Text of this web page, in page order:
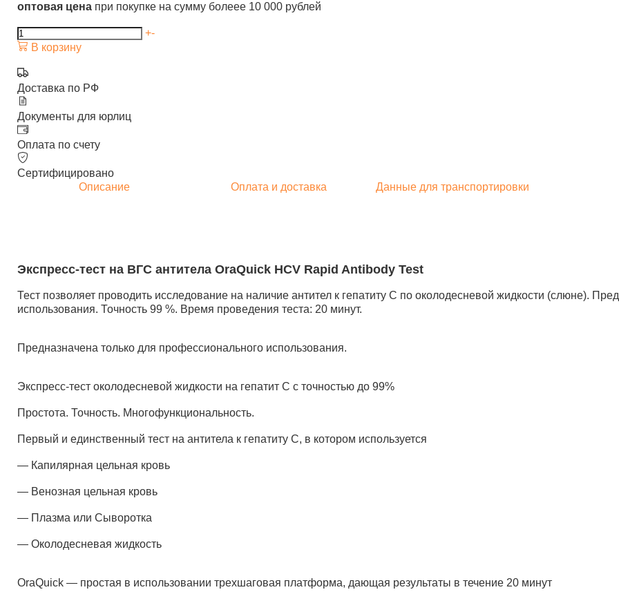
оптовая цена при покупке на сумму болеее 10 000 рублей
+-
В корзину
Доставка по РФ
Документы для юрлиц
Оплата по счету
Сертифицировано
Описание
Оплата и доставка Данные для транспортировки
Экспресс-тест на ВГС антитела OraQuick HCV Rapid Antibody Test
Тест позволяет проводить исследование на наличие антител к гепатиту С по околодесневой жидкости (слюне).
использования. Точность 99 %. Время проведения теста: 20 минут.
Предназначена только для профессионального использования.
Экспресс-тест околодесневой жидкости на гепатит С с точностью до 99%
Простота. Точность. Многофункциональность.
Первый и единственный тест на антитела к гепатиту С, в котором используется
— Капилярная цельная кровь
— Венозная цельная кровь
— Плазма или Сыворотка
— Околодесневая жидкость
OraQuick — простая в использовании трехшаговая платформа, дающая результаты в течение 20 минут